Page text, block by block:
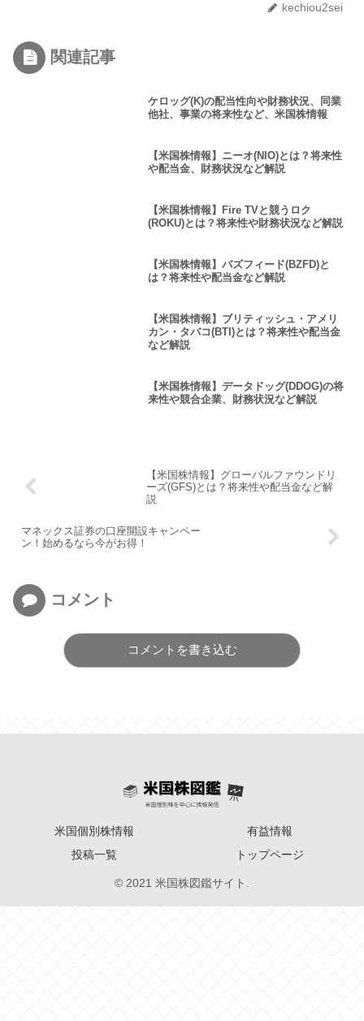
kechiou2sei
関連記事
ケロッグ(K)の配当性向や財務状況、同業
他社、事業の将来性など、米国株情報
【米国株情報】ニーオ(NIO)とは？将来性
や配当金、財務状況など解説
【米国株情報】Fire TVと競うロク
(ROKU)とは？将来性や財務状況など解説
【米国株情報】バズフィード(BZFD)と
は？将来性や配当金など解説
【米国株情報】ブリティッシュ・アメリ
カン・タバコ(BTI)とは？将来性や配当金
など解説
【米国株情報】データドッグ(DDOG)の将
来性や競合企業、財務状況など解説
【米国株情報】グローバルファウンドリ
ーズ(GFS)とは？将来性や配当金など解
説
マネックス証券の口座開設キャンペー
ン！始めるなら今がお得！
コメント
コメントを書き込む
米国個別株情報
有益情報
投稿一覧
トップページ
© 2021 米国株図鑑サイト.